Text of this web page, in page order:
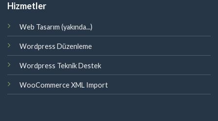
Hizmetler
Web Tasarım (yakında...)
Wordpress Düzenleme
Wordpress Teknik Destek
WooCommerce XML Import